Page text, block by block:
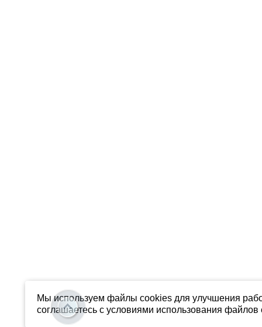
Мы используем файлы cookies для улучшения
соглашаетесь с условиями использования файлов